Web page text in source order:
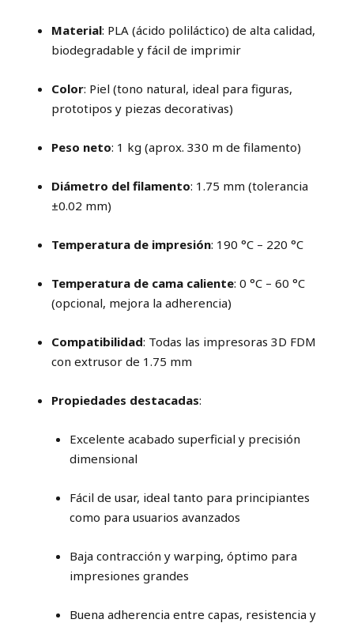
Material: PLA (ácido poliláctico) de alta calidad,
biodegradable y fácil de imprimir
Color: Piel (tono natural, ideal para figuras,
prototipos y piezas decorativas)
Peso neto: 1 kg (aprox. 330 m de filamento)
Diámetro del filamento: 1.75 mm (tolerancia
±0.02 mm)
Temperatura de impresión: 190 °C – 220 °C
Temperatura de cama caliente: 0 °C – 60 °C
(opcional, mejora la adherencia)
Compatibilidad: Todas las impresoras 3D FDM
con extrusor de 1.75 mm
Propiedades destacadas:
Excelente acabado superficial y precisión
dimensional
Fácil de usar, ideal tanto para principiantes
como para usuarios avanzados
Baja contracción y warping, óptimo para
impresiones grandes
Buena adherencia entre capas, resistencia y